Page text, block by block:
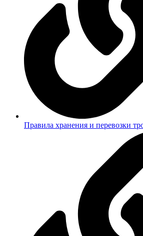
Правила хранения и перевозки